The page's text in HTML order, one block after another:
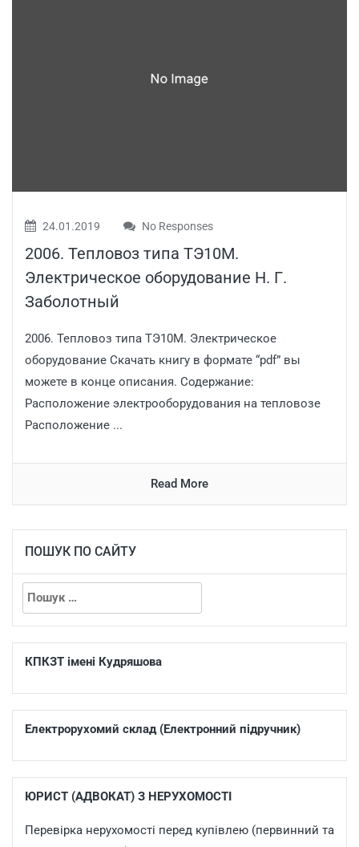
24.01.2019 No Responses
2006. Тепловоз типа ТЭ10М.
Электрическое оборудование Н. Г.
Заболотный
2006. Тепловоз типа ТЭ10М. Электрическое
оборудование Скачать книгу в формате “pdf” вы
можете в конце описания. Содержание:
Расположение электрооборудования на тепловозе
Расположение ...
Read More
ПОШУК ПО САЙТУ
КПКЗТ імені Кудряшова
Електрорухомий склад (Електронний підручник)
ЮРИСТ (АДВОКАТ) З НЕРУХОМОСТІ
Перевірка нерухомості перед купівлею (первинний та